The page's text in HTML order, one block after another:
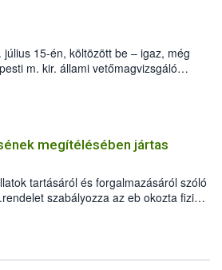
15-én, költözött be – igaz, még
m. kir. állami vetőmagvizsgáló
15. szám alatti, Czigler Győző által
megítélésében jártas
tartásáról és forgalmazásáról szóló
szabályozza az eb okozta fizikai
keletkezésekor felmerülő
a veszélyes eb tartását és annak
megítélésében jártas szakértőt.